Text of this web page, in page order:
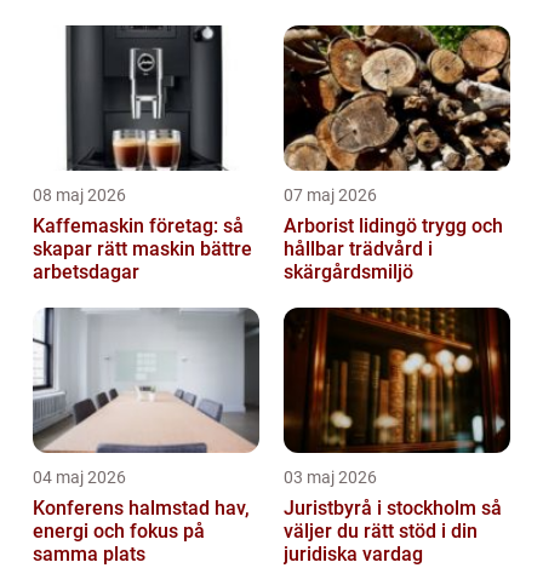
08 maj 2026
Kaffemaskin företag: så
skapar rätt maskin bättre
arbetsdagar
07 maj 2026
Arborist lidingö trygg och
hållbar trädvård i
skärgårdsmiljö
04 maj 2026
Konferens halmstad hav,
energi och fokus på
samma plats
03 maj 2026
Juristbyrå i stockholm så
väljer du rätt stöd i din
juridiska vardag